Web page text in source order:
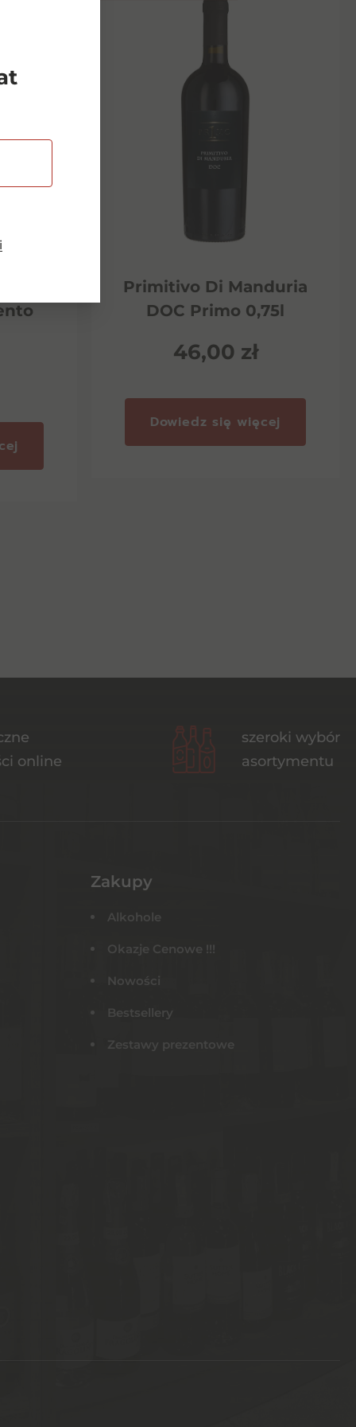
Primitivo Di Manduria
DOC Primo 0,75l
46,00 zł
Dowiedz się więcej
online
szeroki wybór
asortymentu
Zakupy
Alkohole
Okazje Cenowe !!!
Nowości
Bestsellery
Zestawy prezentowe